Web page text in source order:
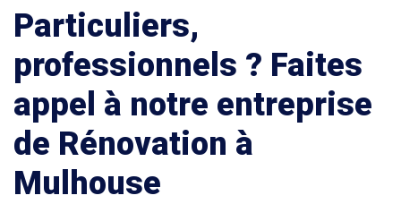
Particuliers,
professionnels ? Faites
appel à notre entreprise
de Rénovation à
Mulhouse